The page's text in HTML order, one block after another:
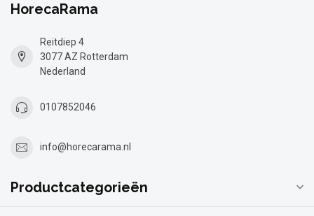
HorecaRama
Reitdiep 4
3077 AZ Rotterdam
Nederland
0107852046
info@horecarama.nl
Productcategorieën